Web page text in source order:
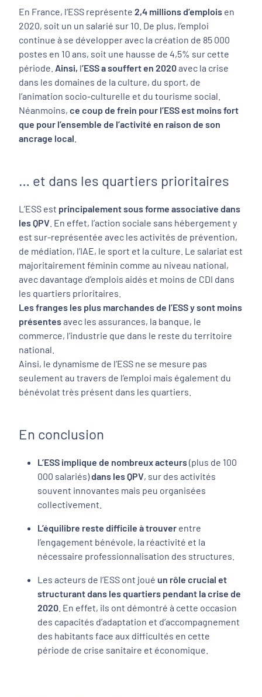
En France, l’ESS représente 2,4 millions d’emplois en
2020, soit un un salarié sur 10. De plus, l’emploi
continue à se développer avec la création de 85 000
postes en 10 ans, soit une hausse de 4,5% sur cette
période. Ainsi, l’ESS a souffert en 2020avec la crise
dans les domaines de la culture, du sport, de
l’animation socio-culturelle et du tourisme social.
Néanmoins, ce coup de frein pour l’ESS est moins fort
que pour l’ensemble de l’activité en raison de son
ancrage local
… et dans les quartiers prioritaires
L’ESS est principalement sous forme associative dans
les QPV . En effet, l’action sociale sans hébergement y
est sur-représentée avec les activités de prévention,
de médiation, l’IAE, le sport et la culture. Le salariat est
majoritairement féminin comme au niveau national,
avec davantage d’emplois aidés et moins de CDI dans
les quartiers prioritaires.
Les franges les plus marchandes de l’ESS y sont moins
présentesavec les assurances, la banque, le
commerce, l’industrie que dans le reste du territoire
national.
Ainsi, le dynamisme de l’ESS ne se mesure pas
seulement au travers de l’emploi mais également du
bénévolat très présent dans les quartiers.
En conclusion
L’ESS implique de nombreux acteurs(plus de 100
000 salariés)dans les QPV, sur des activités
souvent innovantes mais peu organisées
collectivement.
L’équilibre reste difficile à trouver entre
l’engagement bénévole, la réactivité et la
nécessaire professionnalisation des structures.
Les acteurs de l’ESS ont joué un rôle crucial et
structurant dans les quartiers pendant la crise de
2020 . En effet, ils ont démontré à cette occasion
des capacités d’adaptation et d’accompagnement
des habitants face aux difficultés en cette
période de crise sanitaire et économique.